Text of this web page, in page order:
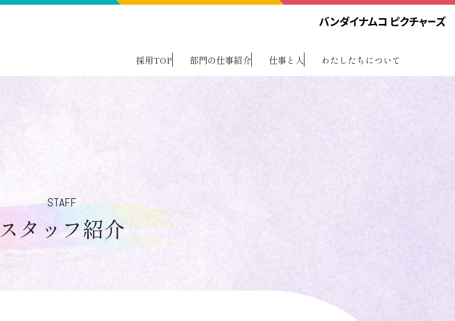
採用TOP 部門の仕事紹介 仕事と人 わたしたちについて
STAFF
スタッフ紹介